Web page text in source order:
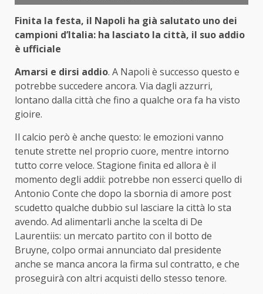
Finita la festa, il Napoli ha già salutato uno dei
campioni d’Italia: ha lasciato la città, il suo addio
è ufficiale
Amarsi e dirsi addio. A Napoli è successo questo e
potrebbe succedere ancora. Via dagli azzurri,
lontano dalla città che fino a qualche ora fa ha visto
gioire.
Il calcio però è anche questo: le emozioni vanno
tenute strette nel proprio cuore, mentre intorno
tutto corre veloce. Stagione finita ed allora è il
momento degli addii: potrebbe non esserci quello di
Antonio Conte che dopo la sbornia di amore post
scudetto qualche dubbio sul lasciare la città lo sta
avendo. Ad alimentarli anche la scelta di De
Laurentiis: un mercato partito con il botto de
Bruyne, colpo ormai annunciato dal presidente
anche se manca ancora la firma sul contratto, e che
proseguirà con altri acquisti dello stesso tenore.